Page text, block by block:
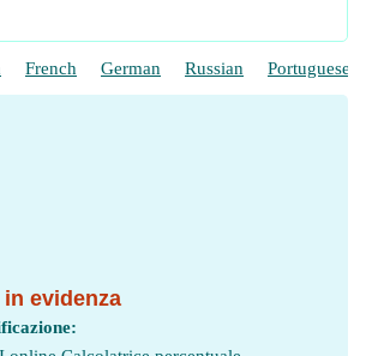
French German Russian Portuguese
evidenza